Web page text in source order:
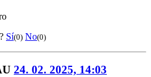
Sí(0) No(0)
24. 02. 2025, 14:03